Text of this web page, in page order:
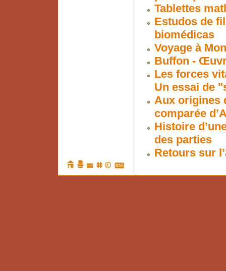
Tablettes
Estudos de
biomédicas
Voyage à
Buffon -
Les forces
Un essai de
Aux origines
comparée
Histoire
des parties
Retours sur